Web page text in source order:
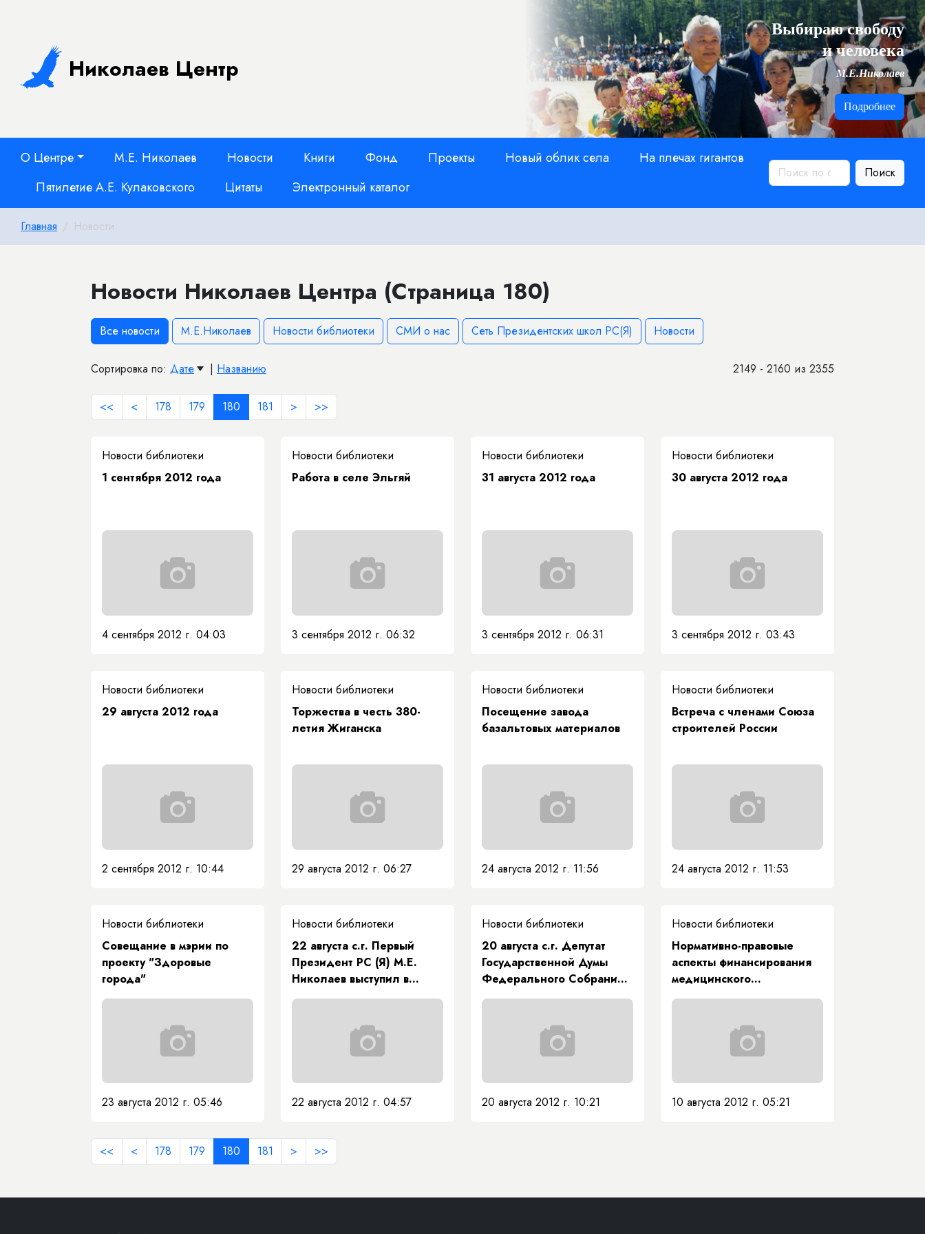
Николаев Центр
Выбираю свободу
и человека
М.Е.Николаев
Подробнее
О Центре М.Е. Николаев Новости Книги Фонд Проекты Новый облик села
На плечах гигантов
Пятилетие А.Е. Кулаковского
Цитаты Электронный каталог
Поиск
Главная Новости
Новости Николаев Центра (Страница 180)
Все новости М.Е.Николаев Новости библиотеки СМИ о нас Сеть Президентских школ РС(Я) Новости
Сортировка по: Дате | Названию 2149 - 2160 из 2355
<< < 178 179 180 181 > >>
Новости библиотеки
1 сентября 2012 года
4 сентября 2012 г. 04:03
Новости библиотеки
Работа в селе Эльгяй
3 сентября 2012 г. 06:32
Новости библиотеки
31 августа 2012 года
3 сентября 2012 г. 06:31
Новости библиотеки
30 августа 2012 года
3 сентября 2012 г. 03:43
Новости библиотеки
29 августа 2012 года
2 сентября 2012 г. 10:44
Новости библиотеки
Торжества в честь 380-
летия Жиганска
29 августа 2012 г. 06:27
Новости библиотеки
Посещение завода
базальтовых материалов
24 августа 2012 г. 11:56
Новости библиотеки
Встреча с членами Союза
строителей России
24 августа 2012 г. 11:53
Новости библиотеки
Совещание в мэрии по
проекту "Здоровые
города"
23 августа 2012 г. 05:46
Новости библиотеки
22 августа с.г. Первый
Президент РС (Я) М.Е.
Николаев выступил в
Пленарном совещании
работников образования
Республики Саха (Якутия)
2012 г по теме:
«Модернизация
образования в интересах
детей»
22 августа 2012 г. 04:57
Новости библиотеки
20 августа с.г. Депутат
Государственной Думы
Федерального Собрания
Российской Федерации
прием граждан
20 августа 2012 г. 10:21
Новости библиотеки
Нормативно-правовые
аспекты финансирования
медицинского
обслуживания населения
10 августа 2012 г. 05:21
<< < 178 179 180 181 > >>